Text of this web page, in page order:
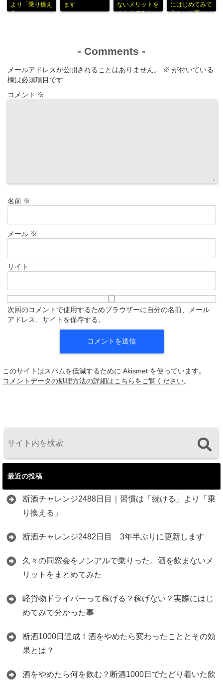
より「乗り換え
る」
ます
ないメリットを
まとめてみた
にはじめてみて
分かった事
- Comments -
メールアドレスが公開されることはありません。 ※ が付いている
欄は必須項目です
コメント ※
名前 ※
メール ※
サイト
次回のコメントで使用するためブラウザーに自分の名前、メール
アドレス、サイトを保存する。
このサイトはスパムを低減するために Akismet を使っています。
コメントデータの処理方法の詳細はこちらをご覧ください。
最近の投稿
断酒チャレンジ2488日目｜習慣は「続ける」より「乗
り換える」
断酒チャレンジ2482日目 3年半ぶりに更新します
久々の同窓会をノンアルで乗りった。酒を飲まないメ
リットをまとめてみた
軽貨物ドライバーって稼げる？稼げない？実際にはじ
めてみて分かった事
断酒1000日達成！酒をやめたら変わったこととその効
果とは？
酒をやめたら何を飲む？断酒1000日でたどり着いた飲